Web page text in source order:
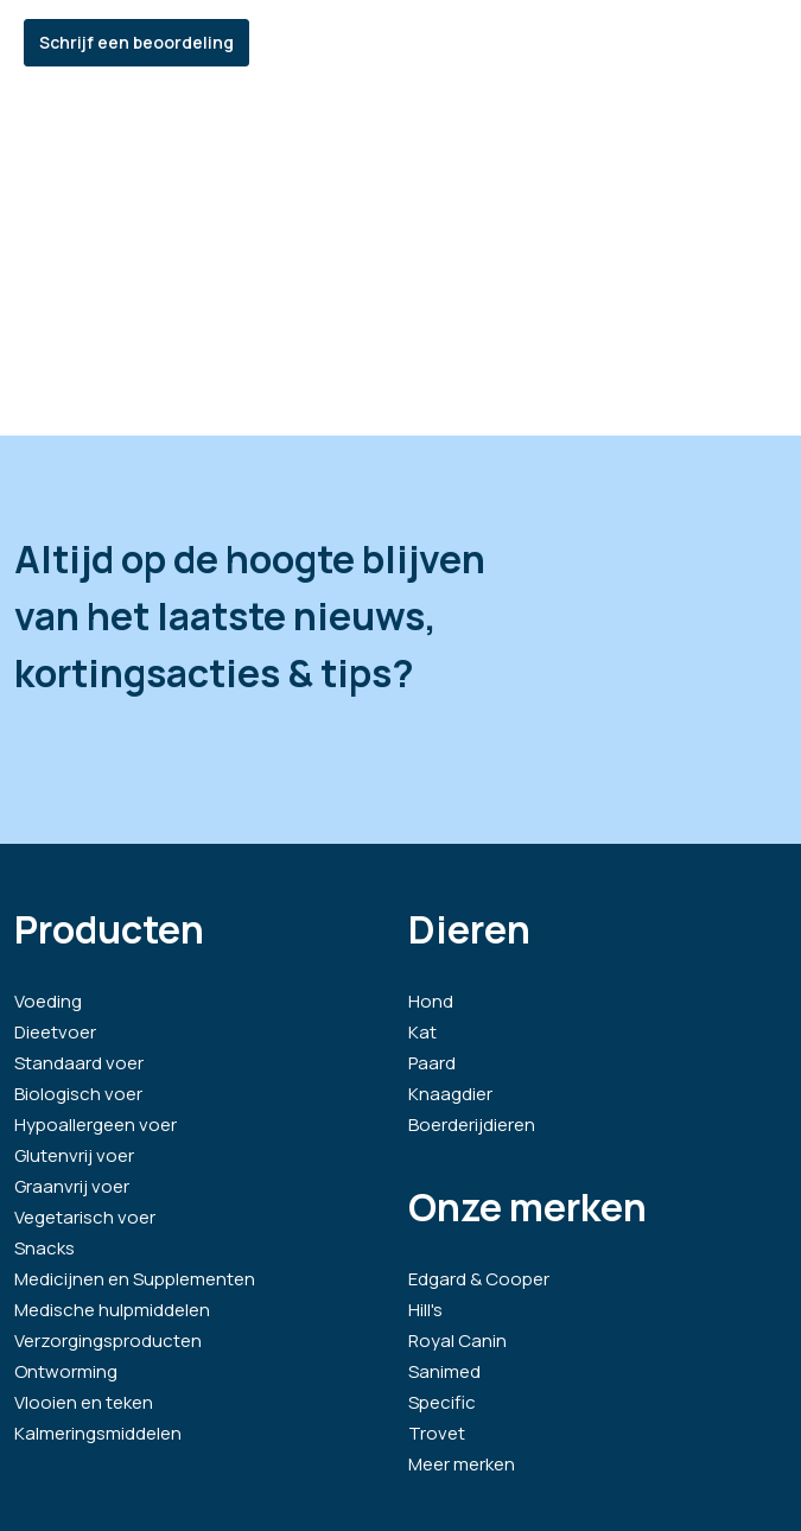
Schrijf een beoordeling
Altijd op de hoogte blijven
van het laatste nieuws,
kortingsacties & tips?
Producten
Voeding
Dieetvoer
Standaard voer
Biologisch voer
Hypoallergeen voer
Glutenvrij voer
Graanvrij voer
Vegetarisch voer
Snacks
Medicijnen en Supplementen
Medische hulpmiddelen
Verzorgingsproducten
Ontworming
Vlooien en teken
Kalmeringsmiddelen
Dieren
Hond
Kat
Paard
Knaagdier
Boerderijdieren
Onze merken
Edgard & Cooper
Hill's
Royal Canin
Sanimed
Specific
Trovet
Meer merken